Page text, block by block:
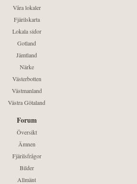
Våra lokaler
Fjärilskarta
Lokala sidor
Gotland
Jämtland
Närke
Västerbotten
Västmanland
Västra Götaland
Forum
Översikt
Ämnen
Fjärilsfrågor
Bilder
Allmänt